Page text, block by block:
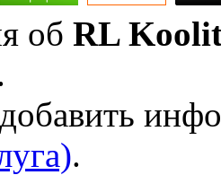
об RL
.